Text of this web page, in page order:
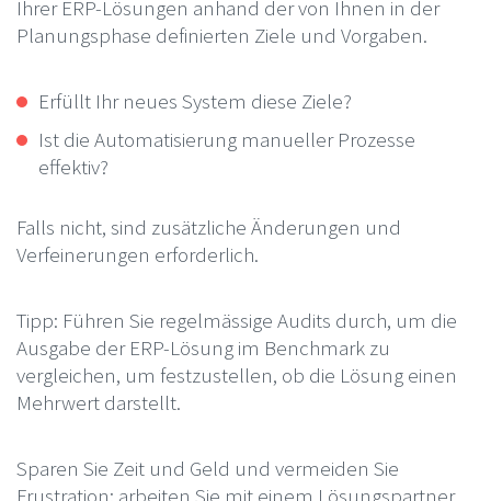
Ihrer ERP-Lösungen anhand der von Ihnen in der
Planungsphase definierten Ziele und Vorgaben.
Erfüllt Ihr neues System diese Ziele?
Ist die Automatisierung manueller Prozesse
effektiv?
Falls nicht, sind zusätzliche Änderungen und
Verfeinerungen erforderlich.
Tipp: Führen Sie regelmässige Audits durch, um die
Ausgabe der ERP-Lösung im Benchmark zu
vergleichen, um festzustellen, ob die Lösung einen
Mehrwert darstellt.
Sparen Sie Zeit und Geld und vermeiden Sie
Frustration: arbeiten Sie mit einem Lösungspartner